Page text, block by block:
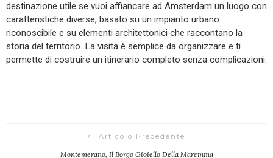
destinazione utile se vuoi affiancare ad Amsterdam un luogo con
caratteristiche diverse, basato su un impianto urbano
riconoscibile e su elementi architettonici che raccontano la
storia del territorio. La visita è semplice da organizzare e ti
permette di costruire un itinerario completo senza complicazioni.
Articolo Precedente
Montemerano, Il Borgo Gioiello Della Maremma